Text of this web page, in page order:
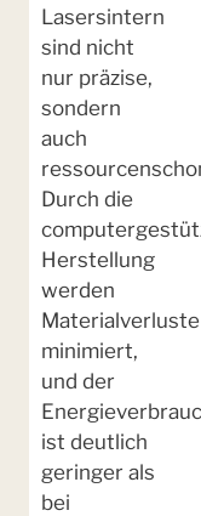
Lasersintern
sind nicht
nur präzise,
sondern
auch
Durch die
Herstellung
werden
Materialverluste
minimiert,
und der
ist deutlich
geringer als
bei